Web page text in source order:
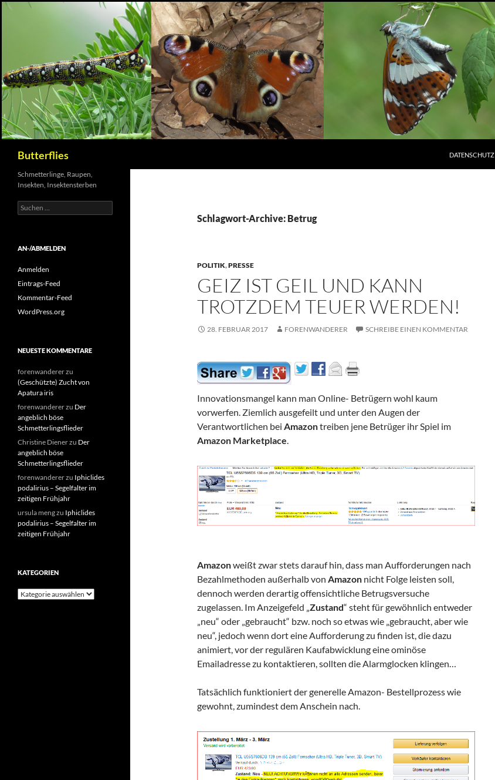
Butterflies
DATENSCHUTZ
Schlagwort-Archive: Betrug
POLITIK,PRESSE
GEIZ IST GEIL UND KANN
TROTZDEM TEUER WERDEN!
28. FEBRUAR 2017 FORENWANDERER SCHREIBE EINEN KOMMENTAR
Innovationsmangel kann man Online- Betrügern wohl kaum
vorwerfen. Ziemlich ausgefeilt und unter den Augen der
Verantwortlichen bei Amazontreiben jene Betrüger ihr Spiel im
Amazon Marketplace.
Amazonweißt zwar stets darauf hin, dass man Aufforderungen nach
Bezahlmethoden außerhalb von Amazon nicht Folge leisten soll,
dennoch werden derartig offensichtliche Betrugsversuche
zugelassen. Im Anzeigefeld „Zustand“ steht für gewöhnlich entweder
„neu“ oder „gebraucht“ bzw. noch so etwas wie „gebraucht, aber wie
neu“, jedoch wenn dort eine Aufforderung zu finden ist, die dazu
animiert, vor der regulären Kaufabwicklung eine ominöse
Emailadresse zu kontaktieren, sollten die Alarmglocken klingen…
Tatsächlich funktioniert der generelle Amazon- Bestellprozess wie
gewohnt, zumindest dem Anschein nach.
Schmetterlinge, Raupen,
Insekten, Insektensterben
Suchen
nach:
AN-/ABMELDEN
Anmelden
Eintrags-Feed
Kommentar-Feed
WordPress.org
NEUESTE KOMMENTARE
forenwandererzu
(Geschützte) Zucht von
Apatura iris
forenwandererzu Der
angeblich böse
Schmetterlingsflieder
Christine Dienerzu Der
angeblich böse
Schmetterlingsflieder
forenwandererzu Iphiclides
podalirius – Segelfalter im
zeitigen Frühjahr
ursula mengzu Iphiclides
podalirius – Segelfalter im
zeitigen Frühjahr
KATEGORIEN
Kategorien